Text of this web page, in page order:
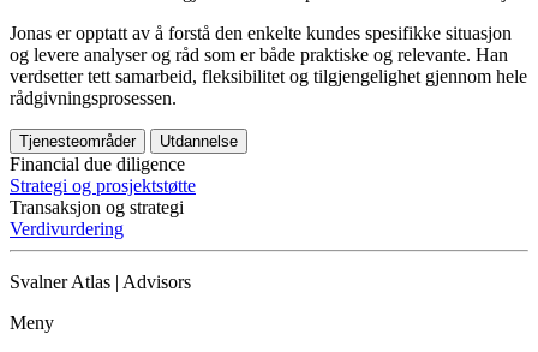
Jonas er opptatt av å forstå den enkelte kundes spesifikke situasjon
og levere analyser og råd som er både praktiske og relevante. Han
verdsetter tett samarbeid, fleksibilitet og tilgjengelighet gjennom hele
rådgivningsprosessen.
Tjenesteområder Utdannelse
Financial due diligence
Strategi og prosjektstøtte
Transaksjon og strategi
Verdivurdering
Svalner Atlas | Advisors
Meny